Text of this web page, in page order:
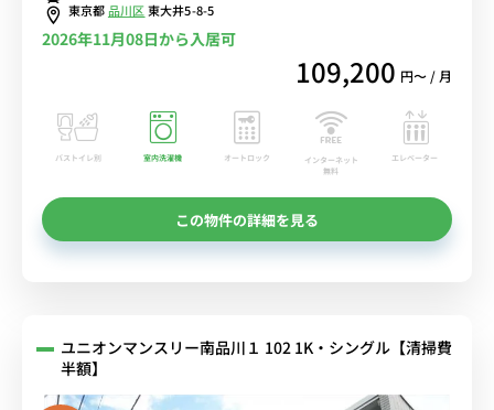
東京都品川区東大井5-8-5
2026年11月08日から入居可
109,200 円〜 / 月
バストイレ別 室内洗濯機 オートロック
インターネット
無料
エレベーター
この物件の詳細を見る
ユニオンマンスリー南品川１ 102 1K・シングル【清掃費
半額】